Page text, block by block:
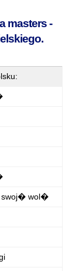
masters -
swoj� wol�